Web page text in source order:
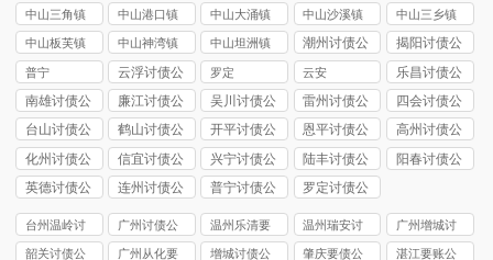
讨债公司
讨债公司
讨债公司
讨债公司
讨债公司
中山三角镇
讨债公司
中山港口镇
讨债公司
中山大涌镇
讨债公司
中山沙溪镇
讨债公司
中山三乡镇
讨债公司
中山板芙镇
讨债公司
中山神湾镇
讨债公司
中山坦洲镇
讨债公司
潮州讨债公
司
揭阳讨债公
司
普宁
云浮讨债公
司
罗定 云安
乐昌讨债公
司
南雄讨债公
司
廉江讨债公
司
吴川讨债公
司
雷州讨债公
司
四会讨债公
司
台山讨债公
司
鹤山讨债公
司
开平讨债公
司
恩平讨债公
司
高州讨债公
司
化州讨债公
司
信宜讨债公
司
兴宁讨债公
司
陆丰讨债公
司
阳春讨债公
英德讨债公
司
连州讨债公
司
普宁讨债公
司
罗定讨债公
司
台州温岭讨
债公司
广州讨债公
司
温州乐清要
债公司
温州瑞安讨
债公司
广州增城讨
债公司
韶关讨债公 广州从化要 增城讨债公 肇庆要债公 湛江要账公